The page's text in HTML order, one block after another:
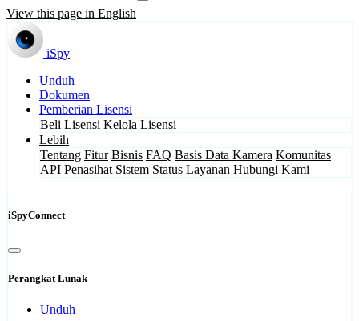
View this page in English
iSpy
Unduh
Dokumen
Pemberian Lisensi
Beli Lisensi Kelola Lisensi
Lebih
Tentang Fitur Bisnis FAQ Basis Data Kamera Komunitas
API Penasihat Sistem Status Layanan Hubungi Kami
iSpyConnect
Perangkat Lunak
Unduh